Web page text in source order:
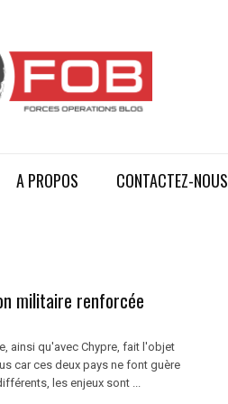
A PROPOS CONTACTEZ-NOUS
militaire renforcée
ainsi qu'avec Chypre, fait l'objet
car ces deux pays ne font guère
les enjeux sont ...